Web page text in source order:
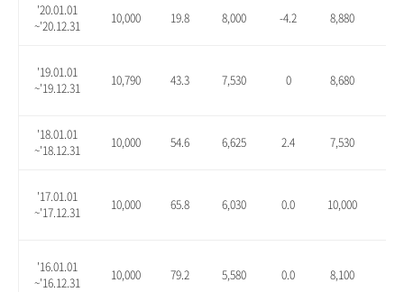
'20.01.01
~'20.12.31
10,000 19.8 8,000 -4.2 8,880
'19.01.01
~'19.12.31
10,790 43.3 7,530 0 8,680
'18.01.01
~'18.12.31
10,000 54.6 6,625 2.4 7,530
'17.01.01
~'17.12.31
10,000 65.8 6,030 0.0 10,000
'16.01.01
~'16.12.31
10,000 79.2 5,580 0.0 8,100